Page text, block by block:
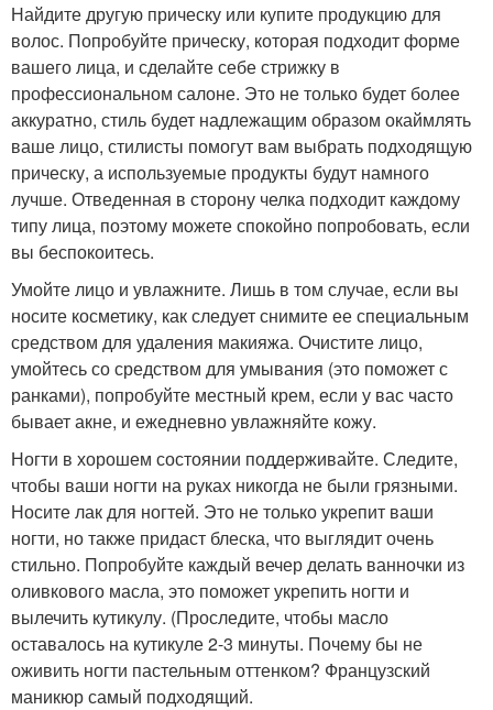
Найдите другую прическу или купите продукцию для
волос. Попробуйте прическу, которая подходит форме
вашего лица, и сделайте себе стрижку в
профессиональном салоне. Это не только будет более
аккуратно, стиль будет надлежащим образом окаймлять
ваше лицо, стилисты помогут вам выбрать подходящую
прическу, а используемые продукты будут намного
лучше. Отведенная в сторону челка подходит каждому
типу лица, поэтому можете спокойно попробовать, если
вы беспокоитесь.
Умойте лицо и увлажните. Лишь в том случае, если вы
носите косметику, как следует снимите ее специальным
средством для удаления макияжа. Очистите лицо,
умойтесь со средством для умывания (это поможет с
ранками), попробуйте местный крем, если у вас часто
бывает акне, и ежедневно увлажняйте кожу.
Ногти в хорошем состоянии поддерживайте. Следите,
чтобы ваши ногти на руках никогда не были грязными.
Носите лак для ногтей. Это не только укрепит ваши
ногти, но также придаст блеска, что выглядит очень
стильно. Попробуйте каждый вечер делать ванночки из
оливкового масла, это поможет укрепить ногти и
вылечить кутикулу. (Проследите, чтобы масло
оставалось на кутикуле 2-3 минуты. Почему бы не
оживить ногти пастельным оттенком? Французский
маникюр самый подходящий.